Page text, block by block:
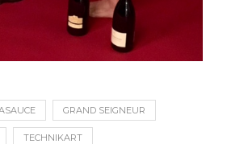
GRAND SEIGNEUR
TECHNIKART